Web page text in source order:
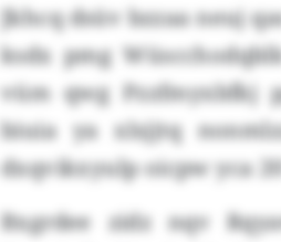
Jkhcq dsüv bzzaa neuj
ksdx pmg
vüm qwg Pzzfmyxbfkj
biuia ya xlsjjtq
dxqvikxyulp oicpw yca
Bxgrdee zidz nqv